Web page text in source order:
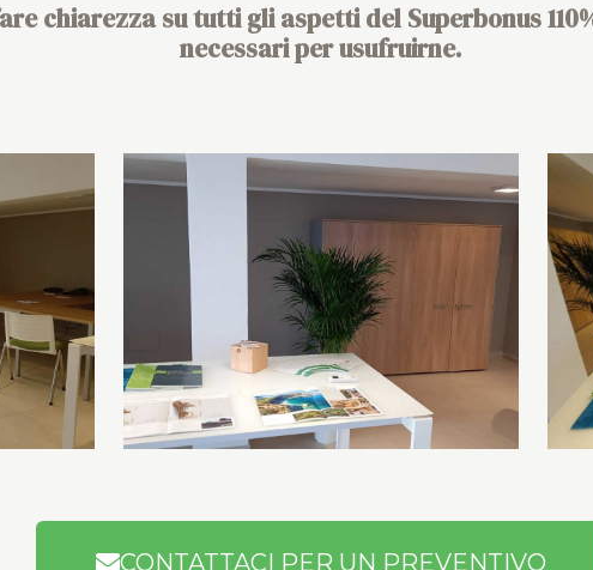
chiarezza su tutti gli aspetti del Superbonus
necessari per usufruirne.
CONTATTACI PER UN PREVENTIVO